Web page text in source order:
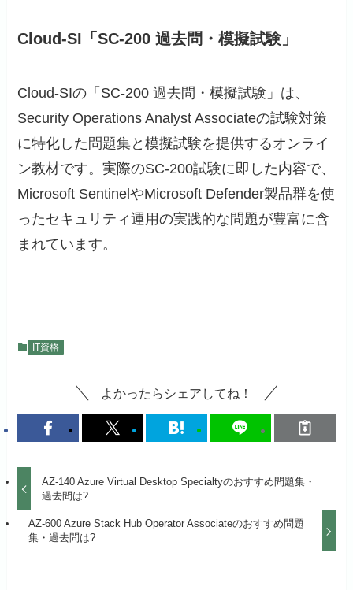
Cloud-SI「SC-200 過去問・模擬試験」
Cloud-SIの「SC-200 過去問・模擬試験」は、
Security Operations Analyst Associateの試験対策
に特化した問題集と模擬試験を提供するオンライ
ン教材です。実際のSC-200試験に即した内容で、
Microsoft SentinelやMicrosoft Defender製品群を使
ったセキュリティ運用の実践的な問題が豊富に含
まれています。
IT資格
よかったらシェアしてね！
AZ-140 Azure Virtual Desktop Specialtyのおすすめ問題集・
過去問は?
AZ-600 Azure Stack Hub Operator Associateのおすすめ問題
集・過去問は?